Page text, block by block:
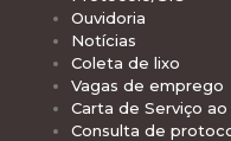
Ouvidoria
Notícias
Coleta de lixo
Vagas de emprego
Carta de Serviço ao
Consulta de